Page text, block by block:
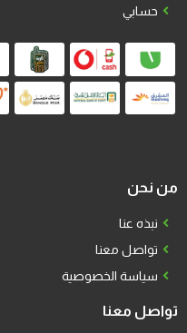
حسابي
من نحن
نبذه عنا
تواصل معنا
سياسة الخصوصية
تواصل معنا